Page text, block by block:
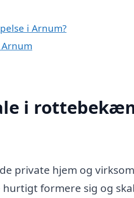
i Arnum?
i
private hjem og
formere sig og